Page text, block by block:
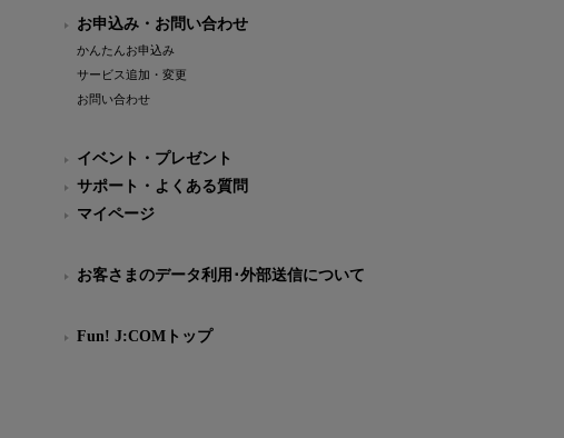
お申込み・お問い合わせ
かんたんお申込み
サービス追加・変更
お問い合わせ
イベント・プレゼント
サポート・よくある質問
マイページ
お客さまのデータ利用･外部送信について
Fun! J:COMトップ